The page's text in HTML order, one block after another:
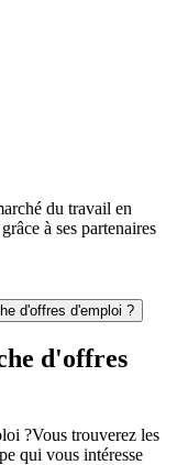
du travail en
à ses partenaires
d'offres d'emploi ?
d'offres
?Vous trouverez les
qui vous intéresse